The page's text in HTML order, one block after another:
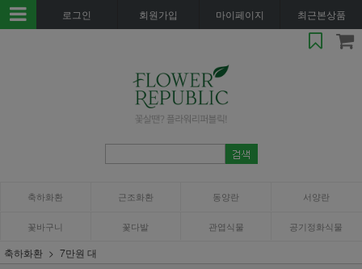
로그인 회원가입 마이페이지 최근본상품
축하화환 근조화환 동양란 서양란
꽃바구니 꽃다발 관엽식물 공기정화식물
축하화환 7만원 대